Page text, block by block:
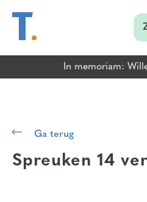
In memoriam:
Ga terug
Spreuken 14